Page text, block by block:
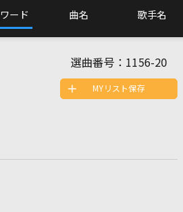
ード 曲名 歌手名
選曲番号： 1156-20
MYリスト保存